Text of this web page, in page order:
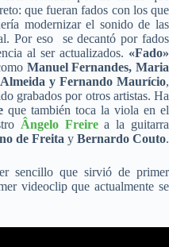
que fueran fados con los que
modernizar el sonido de las
Por eso se decantó por fados
al ser actualizados. «Fado»
Manuel Fernandes, Maria
y Fernando Maurício,
grabados por otros artistas. Ha
que también toca la viola en el
Ângelo Freire a la guitarra
de Freita y Bernardo Couto.
sencillo que sirvió de primer
videoclip que actualmente se